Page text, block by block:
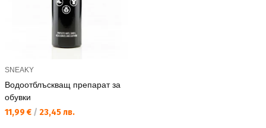
SNEAKY
Водоотблъскващ препарат за
обувки
Текуща цена:
11,99 € / 23,45 лв.